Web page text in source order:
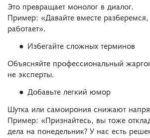
Это превращает монолог в диалог.
Пример: «Давайте вместе разберемся,
работает».
Избегайте сложных терминов
Объясняйте профессиональный
не эксперты.
Добавьте легкий юмор
Шутка или самоирония снижают
Пример: «Признайтесь, вы тоже
дела на понедельник? У нас есть